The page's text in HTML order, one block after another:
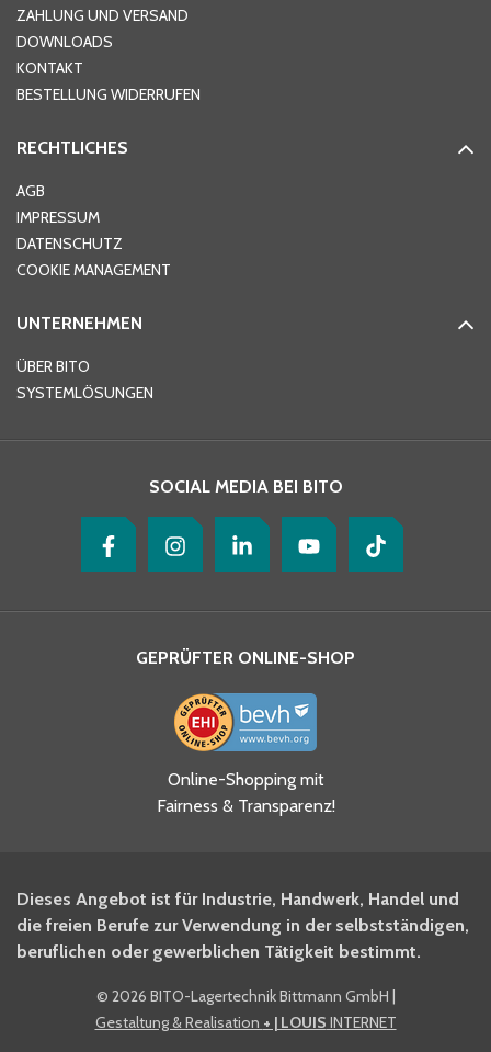
Ort*
Telefon
Ja, ich habe die
Datenschutzhinweise gelesen
und akzeptiere diese.
BITO Newsletter Fachwissen
Intralogistiker anmelden.
Ja, ich möchte mich für den
BITO Shop-Newsletter
ZAHLUNG UND VERSAND
DOWNLOADS
KONTAKT
BESTELLUNG WIDERRUFEN
RECHTLICHES
AGB
IMPRESSUM
DATENSCHUTZ
COOKIE MANAGEMENT
UNTERNEHMEN
ÜBER BITO
SYSTEMLÖSUNGEN
SOCIAL MEDIA BEI BITO
GEPRÜFTER ONLINE-SHOP
Online-Shopping mit
Fairness & Transparenz!
Dieses Angebot ist für Industrie, Handwerk, Handel und
die freien Berufe zur Verwendung in der selbstständigen,
beruflichen oder gewerblichen Tätigkeit bestimmt.
© 2026 BITO-Lagertechnik Bittmann GmbH |
Gestaltung & Realisation + | LOUIS INTERNET